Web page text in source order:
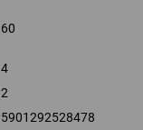
60
4
2
5901292528478